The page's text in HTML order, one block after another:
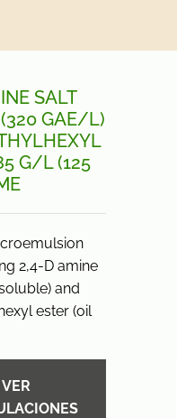
SALT
GAE/L)
G/L (125
2,4-D amine
and
ester (oil
VER